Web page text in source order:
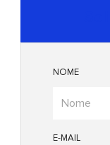
NOME
E-MAIL